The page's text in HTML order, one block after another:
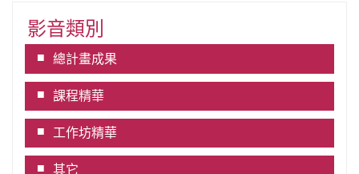
影音類別
總計畫成果
課程精華
工作坊精華
其它